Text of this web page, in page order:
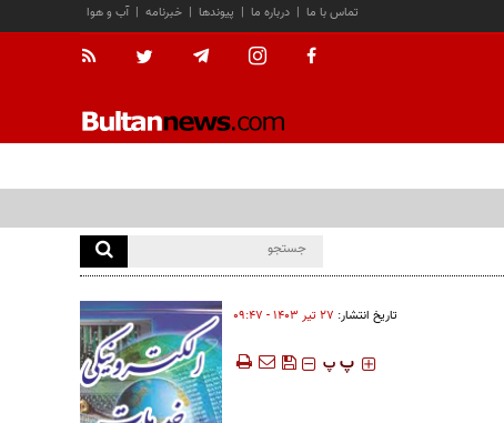
آب و هوا | خبرنامه | پیوندها | درباره ما | تماس با ما
تاریخ انتشار: ۲۷ تير ۱۴۰۳ - ۰۹:۴۷
‍‍‍ پ پ